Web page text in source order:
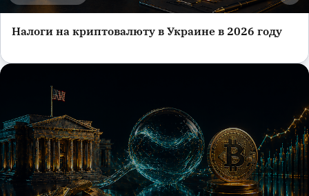
Налоги на криптовалюту в Украине в 2026 году